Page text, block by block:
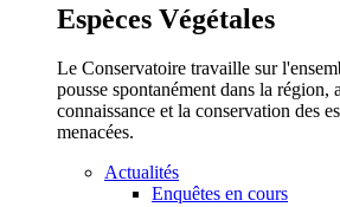
Espèces Végétales
Le Conservatoire travaille sur
pousse spontanément dans la région,
connaissance et la conservation des
menacées.
Actualités
Enquêtes en cours